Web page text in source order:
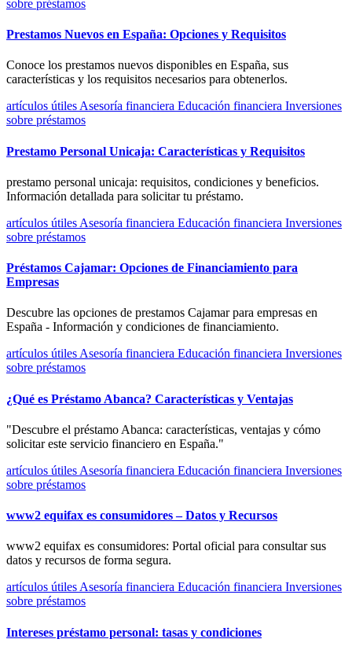
sobre préstamos
Prestamos Nuevos en España: Opciones y Requisitos
Conoce los prestamos nuevos disponibles en España, sus
características y los requisitos necesarios para obtenerlos.
artículos útiles Asesoría financiera Educación financiera Inversiones
sobre préstamos
Prestamo Personal Unicaja: Características y Requisitos
prestamo personal unicaja: requisitos, condiciones y beneficios.
Información detallada para solicitar tu préstamo.
artículos útiles Asesoría financiera Educación financiera Inversiones
sobre préstamos
Préstamos Cajamar: Opciones de Financiamiento para
Empresas
Descubre las opciones de prestamos Cajamar para empresas en
España - Información y condiciones de financiamiento.
artículos útiles Asesoría financiera Educación financiera Inversiones
sobre préstamos
¿Qué es Préstamo Abanca? Características y Ventajas
"Descubre el préstamo Abanca: características, ventajas y cómo
solicitar este servicio financiero en España."
artículos útiles Asesoría financiera Educación financiera Inversiones
sobre préstamos
www2 equifax es consumidores – Datos y Recursos
www2 equifax es consumidores: Portal oficial para consultar sus
datos y recursos de forma segura.
artículos útiles Asesoría financiera Educación financiera Inversiones
sobre préstamos
Intereses préstamo personal: tasas y condiciones